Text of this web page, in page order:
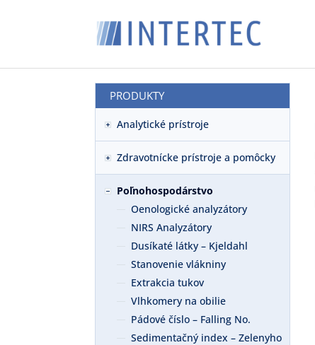
PRODUKTY
Analytické prístroje
Zdravotnícke prístroje a pomôcky
Poľnohospodárstvo
Oenologické analyzátory
NIRS Analyzátory
Dusíkaté látky – Kjeldahl
Stanovenie vlákniny
Extrakcia tukov
Vlhkomery na obilie
Pádové číslo – Falling No.
Sedimentačný index – Zelenyho